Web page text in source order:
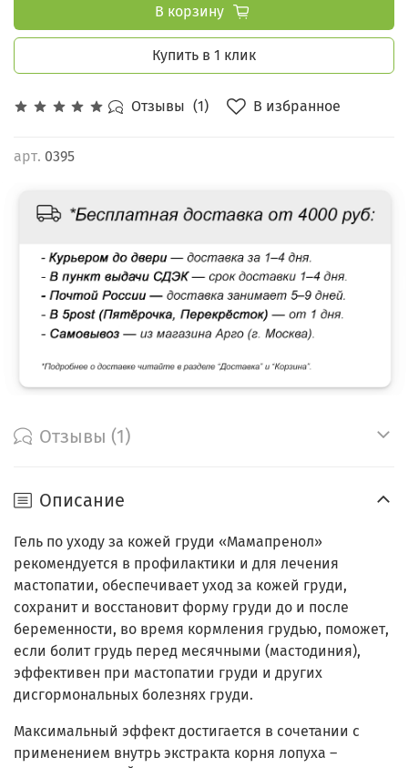
Отзывы (1) В избранное
арт. 0395
В корзину
Купить в 1 клик
Отзывы (1)
Описание
Гель по уходу за кожей груди «Мамапренол»
рекомендуется в профилактики и для лечения
мастопатии, обеспечивает уход за кожей груди,
сохранит и восстановит форму груди до и после
беременности, во время кормления грудью, поможет,
если болит грудь перед месячными (мастодиния),
эффективен при мастопатии груди и других
дисгормональных болезнях груди.
Максимальный эффект достигается в сочетании с
применением внутрь экстракта корня лопуха –